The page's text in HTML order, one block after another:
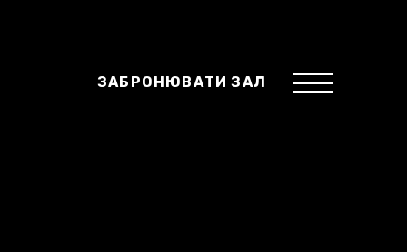
ЗАБРОНЮВАТИ ЗАЛ